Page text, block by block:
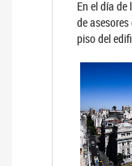
En el día
de
piso del